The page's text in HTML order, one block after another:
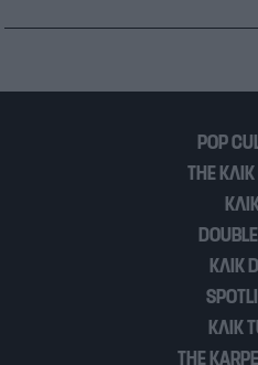
POP
THE
ΚΛΙΚ
ΚΛΙΚ
THE